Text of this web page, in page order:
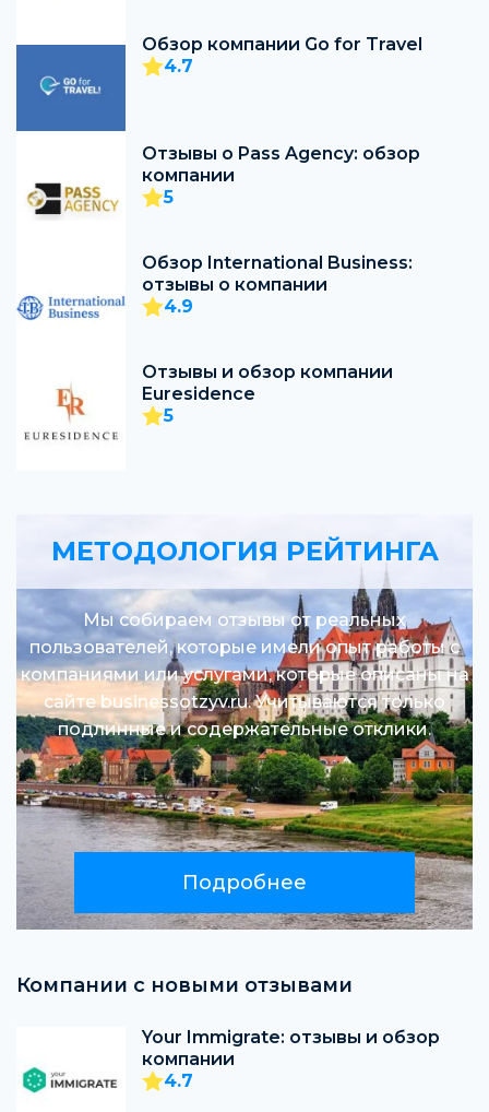
Обзор компании Go for Travel
4.7
Отзывы о Pass Agency: обзор
компании
5
Обзор International Business:
отзывы о компании
4.9
Отзывы и обзор компании
Euresidence
5
МЕТОДОЛОГИЯ РЕЙТИНГА
Мы собираем отзывы от реальных
пользователей, которые имели опыт работы с
компаниями или услугами, которые описаны на
сайте businessotzyv.ru. Учитываются только
подлинные и содержательные отклики.
Подробнее
Компании с новыми отзывами
Your Immigrate: отзывы и обзор
компании
4.7